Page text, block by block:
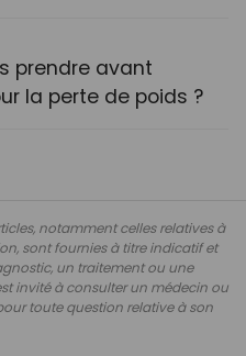
prendre avant
la perte de poids ?
notamment celles relatives à
sont fournies à titre indicatif et
un traitement ou une
invité à consulter un médecin ou
toute question relative à son